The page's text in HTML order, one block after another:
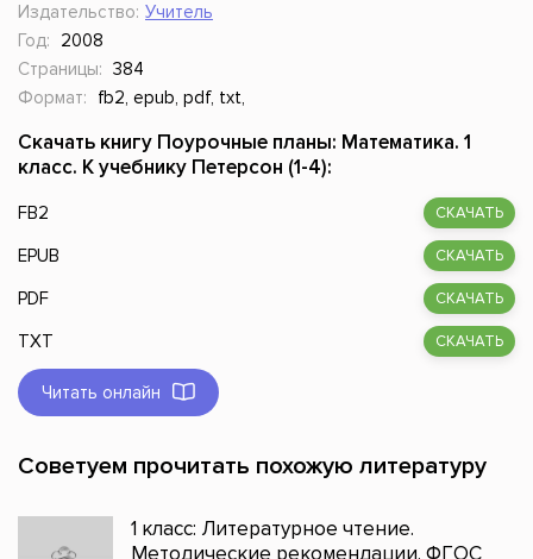
Издательство: Учитель
Год:
2008
Страницы: 384
Формат:
fb2, epub, pdf, txt,
Скачать книгу Поурочные планы: Математика. 1
класс. К учебнику Петерсон (1-4):
FB2 СКАЧАТЬ
EPUB СКАЧАТЬ
PDF СКАЧАТЬ
TXT СКАЧАТЬ
Читать онлайн
Советуем прочитать похожую литературу
1 класс: Литературное чтение.